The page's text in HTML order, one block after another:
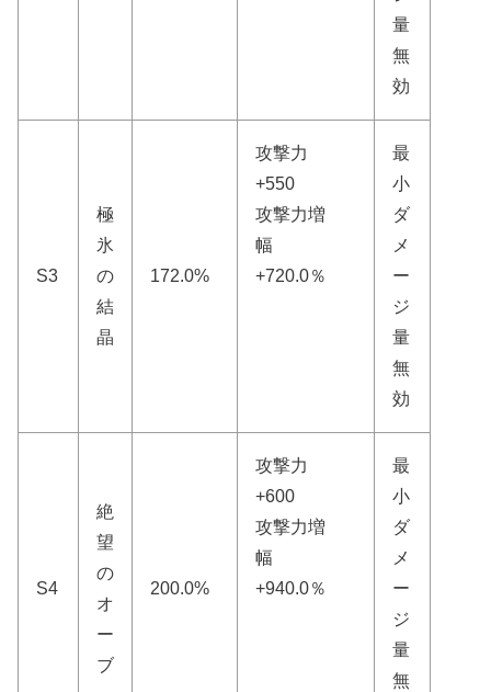
量
無
効
S3
極
氷
の
結
晶
172.0%
攻撃力
+550
攻撃力増
幅
+720.0％
最
小
ダ
メ
ー
ジ
量
無
効
S4
絶
望
の
オ
ー
ブ
200.0%
攻撃力
+600
攻撃力増
幅
+940.0％
最
小
ダ
メ
ー
ジ
量
無